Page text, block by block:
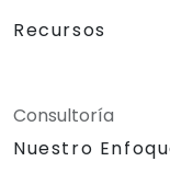
Recursos
Consultoría
Nuestro